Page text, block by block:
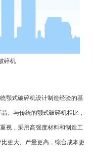
碎机
式破碎机设计制造经验的基
。与传统的颚式破碎机相比，
视，采用高强度材料和制造工
更大、产量更高，综合成本更